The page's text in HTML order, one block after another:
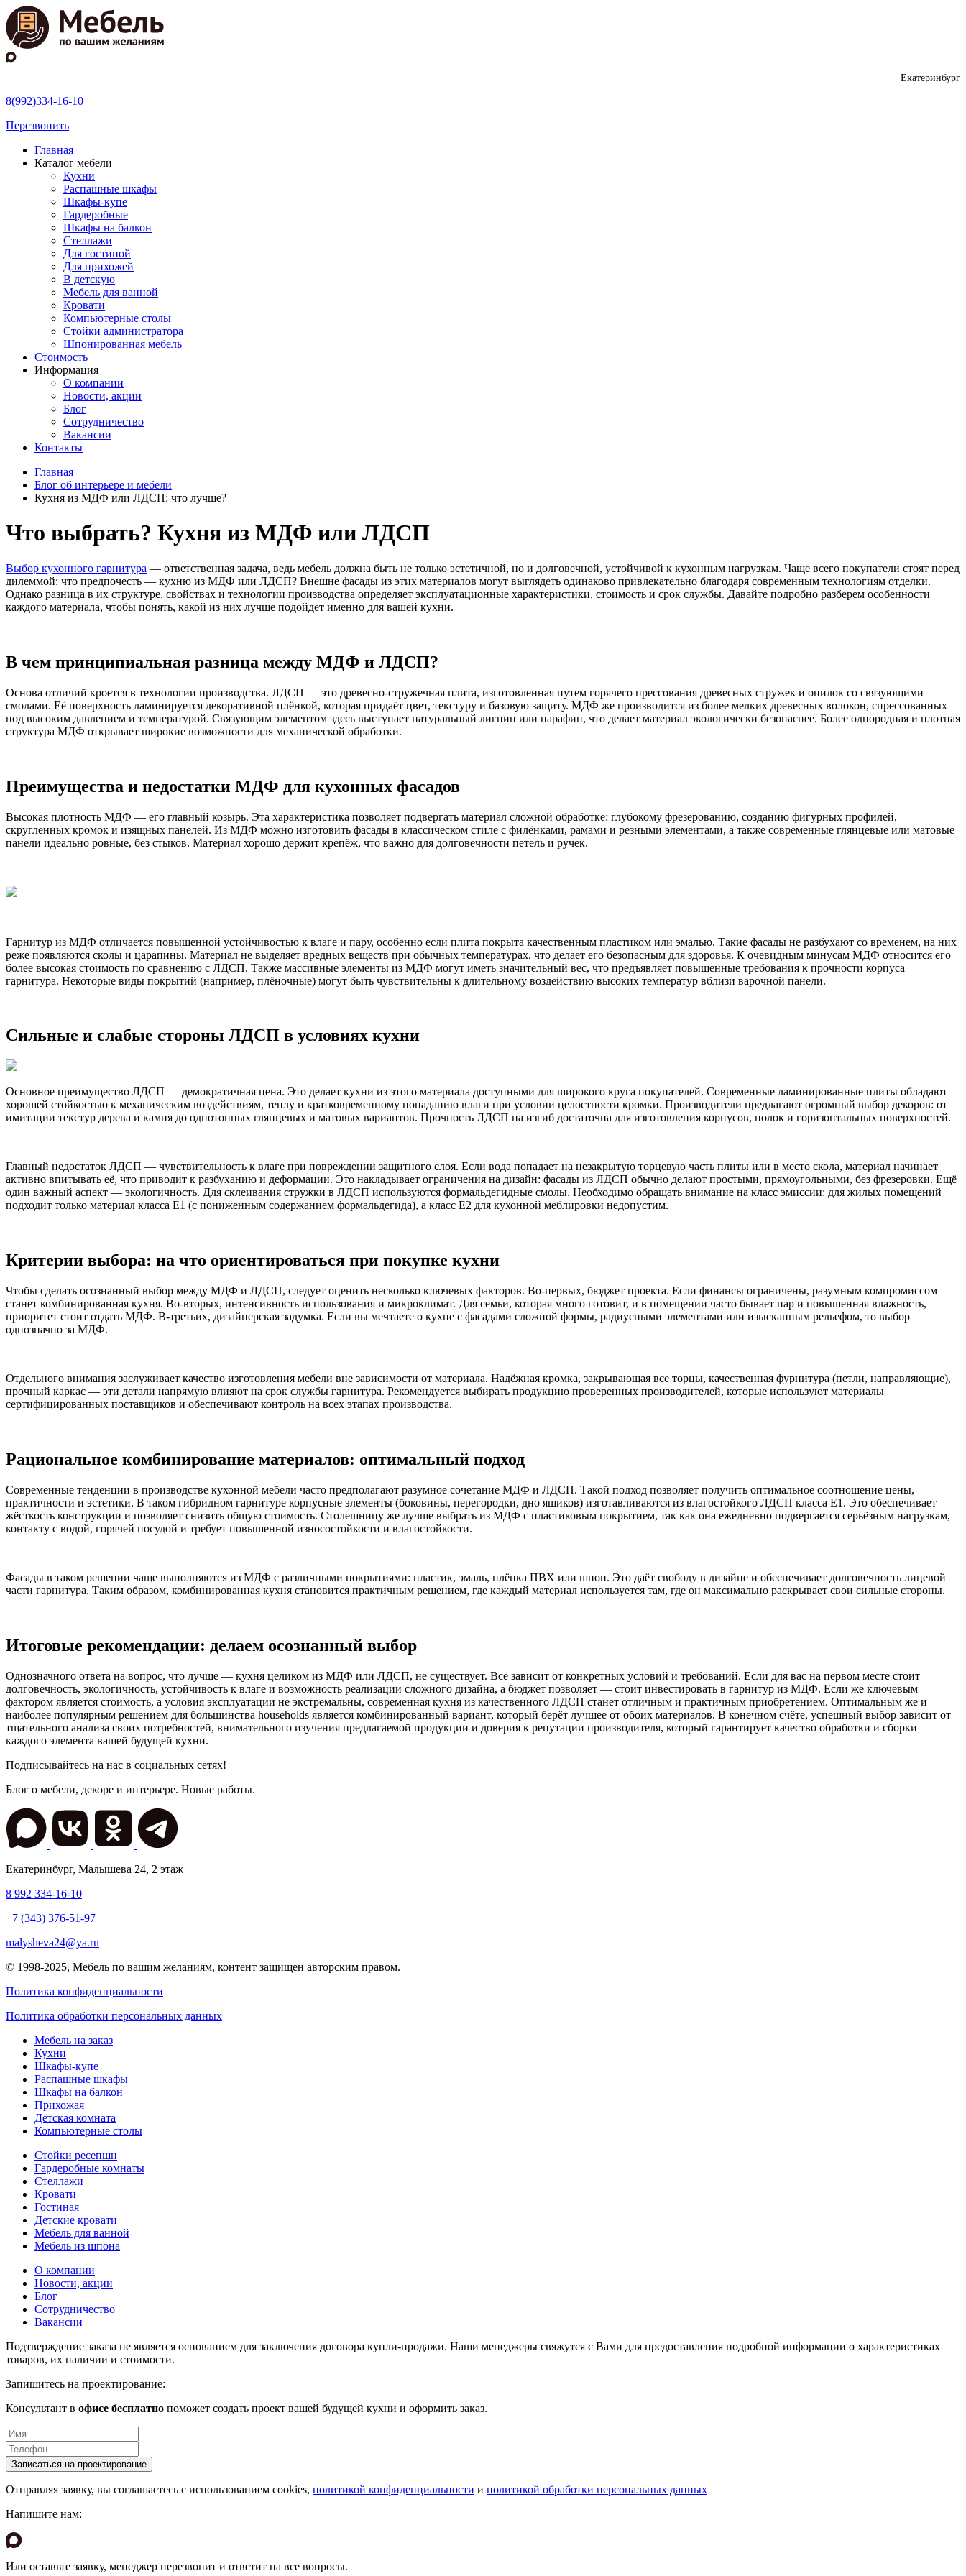
Екатеринбург
8(992)334-16-10
Перезвонить
Главная
Каталог мебели
Кухни
Распашные шкафы
Шкафы-купе
Гардеробные
Шкафы на балкон
Стеллажи
Для гостиной
Для прихожей
В детскую
Мебель для ванной
Кровати
Компьютерные столы
Стойки администратора
Шпонированная мебель
Стоимость
Информация
О компании
Новости, акции
Блог
Сотрудничество
Вакансии
Контакты
Главная
Блог об интерьере и мебели
Кухня из МДФ или ЛДСП: что лучше?
Что выбрать? Кухня из МДФ или ЛДСП
Выбор кухонного гарнитура — ответственная задача, ведь мебель должна быть не только эстетичной, но и долговечной, устойчивой к кухонным нагрузкам. Чаще всего покупатели стоят перед
дилеммой: что предпочесть — кухню из МДФ или ЛДСП? Внешне фасады из этих материалов могут выглядеть одинаково привлекательно благодаря современным технологиям отделки.
Однако разница в их структуре, свойствах и технологии производства определяет эксплуатационные характеристики, стоимость и срок службы. Давайте подробно разберем особенности
каждого материала, чтобы понять, какой из них лучше подойдет именно для вашей кухни.
В чем принципиальная разница между МДФ и ЛДСП?
Основа отличий кроется в технологии производства. ЛДСП — это древесно-стружечная плита, изготовленная путем горячего прессования древесных стружек и опилок со связующими
смолами. Её поверхность ламинируется декоративной плёнкой, которая придаёт цвет, текстуру и базовую защиту. МДФ же производится из более мелких древесных волокон, спрессованных
под высоким давлением и температурой. Связующим элементом здесь выступает натуральный лигнин или парафин, что делает материал экологически безопаснее. Более однородная и плотная
структура МДФ открывает широкие возможности для механической обработки.
Преимущества и недостатки МДФ для кухонных фасадов
Высокая плотность МДФ — его главный козырь. Эта характеристика позволяет подвергать материал сложной обработке: глубокому фрезерованию, созданию фигурных профилей,
скругленных кромок и изящных панелей. Из МДФ можно изготовить фасады в классическом стиле с филёнками, рамами и резными элементами, а также современные глянцевые или матовые
панели идеально ровные, без стыков. Материал хорошо держит крепёж, что важно для долговечности петель и ручек.
Гарнитур из МДФ отличается повышенной устойчивостью к влаге и пару, особенно если плита покрыта качественным пластиком или эмалью. Такие фасады не разбухают со временем, на них
реже появляются сколы и царапины. Материал не выделяет вредных веществ при обычных температурах, что делает его безопасным для здоровья. К очевидным минусам МДФ относится его
более высокая стоимость по сравнению с ЛДСП. Также массивные элементы из МДФ могут иметь значительный вес, что предъявляет повышенные требования к прочности корпуса
гарнитура. Некоторые виды покрытий (например, плёночные) могут быть чувствительны к длительному воздействию высоких температур вблизи варочной панели.
Сильные и слабые стороны ЛДСП в условиях кухни
Основное преимущество ЛДСП — демократичная цена. Это делает кухни из этого материала доступными для широкого круга покупателей. Современные ламинированные плиты обладают
хорошей стойкостью к механическим воздействиям, теплу и кратковременному попаданию влаги при условии целостности кромки. Производители предлагают огромный выбор декоров: от
имитации текстур дерева и камня до однотонных глянцевых и матовых вариантов. Прочность ЛДСП на изгиб достаточна для изготовления корпусов, полок и горизонтальных поверхностей.
Главный недостаток ЛДСП — чувствительность к влаге при повреждении защитного слоя. Если вода попадает на незакрытую торцевую часть плиты или в место скола, материал начинает
активно впитывать её, что приводит к разбуханию и деформации. Это накладывает ограничения на дизайн: фасады из ЛДСП обычно делают простыми, прямоугольными, без фрезеровки. Ещё
один важный аспект — экологичность. Для склеивания стружки в ЛДСП используются формальдегидные смолы. Необходимо обращать внимание на класс эмиссии: для жилых помещений
подходит только материал класса Е1 (с пониженным содержанием формальдегида), а класс Е2 для кухонной меблировки недопустим.
Критерии выбора: на что ориентироваться при покупке кухни
Чтобы сделать осознанный выбор между МДФ и ЛДСП, следует оценить несколько ключевых факторов. Во-первых, бюджет проекта. Если финансы ограничены, разумным компромиссом
станет комбинированная кухня. Во-вторых, интенсивность использования и микроклимат. Для семьи, которая много готовит, и в помещении часто бывает пар и повышенная влажность,
приоритет стоит отдать МДФ. В-третьих, дизайнерская задумка. Если вы мечтаете о кухне с фасадами сложной формы, радиусными элементами или изысканным рельефом, то выбор
однозначно за МДФ.
Отдельного внимания заслуживает качество изготовления мебели вне зависимости от материала. Надёжная кромка, закрывающая все торцы, качественная фурнитура (петли, направляющие),
прочный каркас — эти детали напрямую влияют на срок службы гарнитура. Рекомендуется выбирать продукцию проверенных производителей, которые используют материалы
сертифицированных поставщиков и обеспечивают контроль на всех этапах производства.
Рациональное комбинирование материалов: оптимальный подход
Современные тенденции в производстве кухонной мебели часто предполагают разумное сочетание МДФ и ЛДСП. Такой подход позволяет получить оптимальное соотношение цены,
практичности и эстетики. В таком гибридном гарнитуре корпусные элементы (боковины, перегородки, дно ящиков) изготавливаются из влагостойкого ЛДСП класса Е1. Это обеспечивает
жёсткость конструкции и позволяет снизить общую стоимость. Столешницу же лучше выбрать из МДФ с пластиковым покрытием, так как она ежедневно подвергается серьёзным нагрузкам,
контакту с водой, горячей посудой и требует повышенной износостойкости и влагостойкости.
Фасады в таком решении чаще выполняются из МДФ с различными покрытиями: пластик, эмаль, плёнка ПВХ или шпон. Это даёт свободу в дизайне и обеспечивает долговечность лицевой
части гарнитура. Таким образом, комбинированная кухня становится практичным решением, где каждый материал используется там, где он максимально раскрывает свои сильные стороны.
Итоговые рекомендации: делаем осознанный выбор
Однозначного ответа на вопрос, что лучше — кухня целиком из МДФ или ЛДСП, не существует. Всё зависит от конкретных условий и требований. Если для вас на первом месте стоит
долговечность, экологичность, устойчивость к влаге и возможность реализации сложного дизайна, а бюджет позволяет — стоит инвестировать в гарнитур из МДФ. Если же ключевым
фактором является стоимость, а условия эксплуатации не экстремальны, современная кухня из качественного ЛДСП станет отличным и практичным приобретением. Оптимальным же и
наиболее популярным решением для большинства households является комбинированный вариант, который берёт лучшее от обоих материалов. В конечном счёте, успешный выбор зависит от
тщательного анализа своих потребностей, внимательного изучения предлагаемой продукции и доверия к репутации производителя, который гарантирует качество обработки и сборки
каждого элемента вашей будущей кухни.
Подписывайтесь на нас в социальных сетях!
Блог о мебели, декоре и интерьере. Новые работы.
Екатеринбург, Малышева 24, 2 этаж
8 992 334-16-10
+7 (343) 376-51-97
malysheva24@ya.ru
© 1998-2025, Мебель по вашим желаниям, контент защищен авторским правом.
Политика конфиденциальности
Политика обработки персональных данных
Мебель на заказ
Кухни
Шкафы-купе
Распашные шкафы
Шкафы на балкон
Прихожая
Детская комната
Компьютерные столы
Стойки ресепшн
Гардеробные комнаты
Стеллажи
Кровати
Гостиная
Детские кровати
Мебель для ванной
Мебель из шпона
О компании
Новости, акции
Блог
Сотрудничество
Вакансии
Подтверждение заказа не является основанием для заключения договора купли-продажи. Наши менеджеры свяжутся с Вами для предоставления подробной информации о характеристиках
товаров, их наличии и стоимости.
Запишитесь на проектирование:
Консультант в офисе бесплатно поможет создать проект вашей будущей кухни и оформить заказ.
Отправляя заявку, вы соглашаетесь с использованием cookies, политикой конфиденциальности и политикой обработки персональных данных
Напишите нам:
Или оставьте заявку, менеджер перезвонит и ответит на все вопросы.